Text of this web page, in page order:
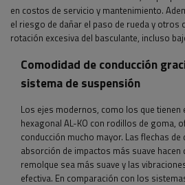
en costos de servicio y mantenimiento.
el riesgo de dañar el paso de rueda y otros
rotación excesiva del basculante, incluso
Comodidad de conducción
sistema de suspensión
Los ejes modernos, como los que
hexagonal AL-KO con rodillos de goma,
conducción mucho mayor. Las flechas
absorción de impactos más suave hacen
remolque sea más suave y las
efectiva. En comparación con los